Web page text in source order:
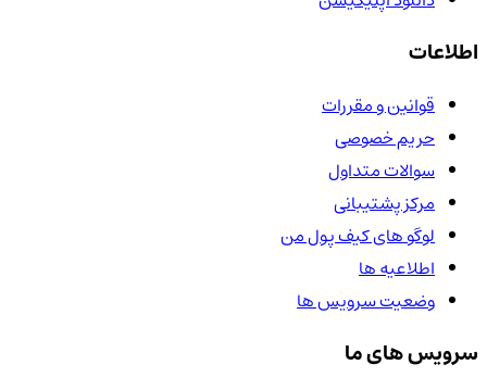
اطلاعات
قوانین و مقررات
حریم خصوصی
سوالات متداول
مرکز پشتیبانی
لوگو های کیف پول من
اطلاعیه ها
وضعیت سرویس ها
سرویس های ما